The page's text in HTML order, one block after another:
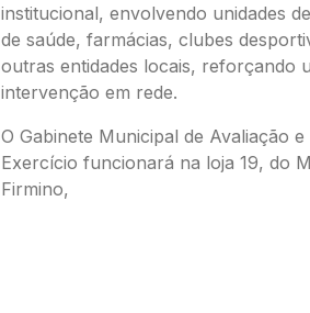
institucional, envolvendo unidades
de saúde, farmácias, clubes
outras entidades locais, reforçando
intervenção em rede.
O Gabinete Municipal de Avaliação
Exercício funcionará na loja 19, do
Firmino,